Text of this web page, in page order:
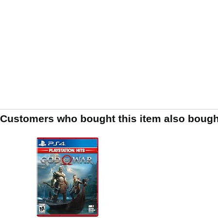
Customers who bought this item also